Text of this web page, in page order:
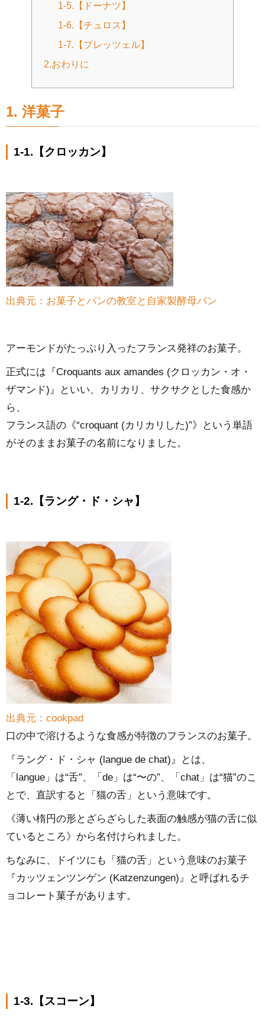
1-5.【ドーナツ】
1-6.【チュロス】
1-7.【プレッツェル】
2.おわりに
1. 洋菓子
1-1.【クロッカン】
出典元：お菓子とパンの教室と自家製酵母パン
アーモンドがたっぷり入ったフランス発祥のお菓子。
正式には『Croquants aux amandes (クロッカン・オ・
ザマンド)』といい、カリカリ、サクサクとした食感か
ら、
フランス語の《“croquant (カリカリした)”》という単語
がそのままお菓子の名前になりました。
1-2.【ラング・ド・シャ】
出典元：cookpad
口の中で溶けるような食感が特徴のフランスのお菓子。
『ラング・ド・シャ (langue de chat)』とは、
「langue」は“舌”、「de」は“〜の”、「chat」は“猫”のこ
とで、直訳すると「猫の舌」という意味です。
《薄い楕円の形とざらざらした表面の触感が猫の舌に似
ているところ》から名付けられました。
ちなみに、ドイツにも「猫の舌」という意味のお菓子
『カッツェンツンゲン (Katzenzungen)』と呼ばれるチ
ョコレート菓子があります。
1-3.【スコーン】